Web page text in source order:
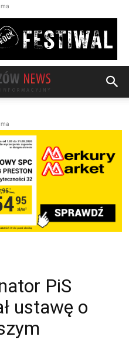
PiS
ustawę o